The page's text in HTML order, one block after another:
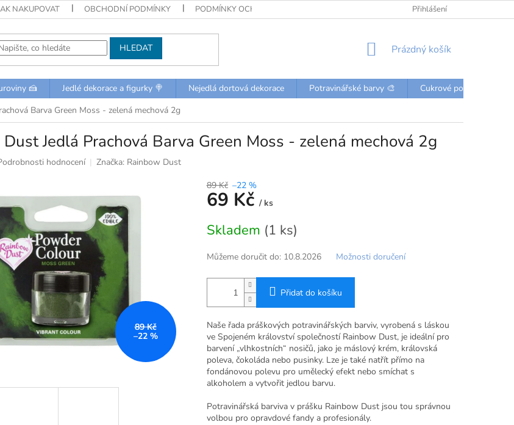
NAKUPOVAT OBCHODNÍ PODMÍNKY PODMÍNKY OCHRANY OSOBNÍCH ÚDAJŮ KONTAKTYPřihlášení
HLEDAT
NÁKUPNÍ
Prázdný košík
🍰 Jedlé dekorace a figurky 🍭 Nejedlá dortová dekorace Potravinářské barvy 🎨
Cukrové posypky a
Barva Green Moss - zelená mechová 2g
Jedlá Prachová Barva Green Moss - zelená mechová 2g
hodnocení Značka: Rainbow Dust
89 Kč
–22 %
89 Kč –22 %
69 Kč / ks
cena:
Skladem (1 ks)
Můžeme doručit do: 10.8.2026 Možnosti doručení
Přidat do košíku
Naše řada práškových potravinářských barviv, vyrobená s láskou
ve Spojeném království společností Rainbow Dust, je ideální pro
barvení „vlhkostních“ nosičů, jako je máslový krém, královská
poleva, čokoláda nebo pusinky. Lze je také natřít přímo na
fondánovou polevu pro umělecký efekt nebo smíchat s
alkoholem a vytvořit jedlou barvu.
Potravinářská barviva v prášku Rainbow Dust jsou tou správnou
volbou pro opravdové fandy a profesionály.